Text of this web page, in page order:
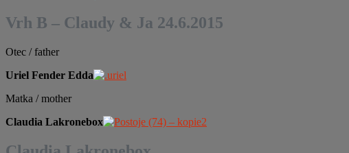
Vrh B – Claudy & Ja 24.6.2015
Otec / father
Uriel Fender Edda
Matka / mother
Claudia Lakronebox